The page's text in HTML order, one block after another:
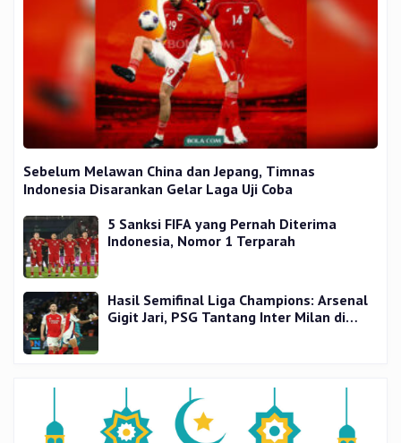
Sebelum Melawan China dan Jepang, Timnas
Indonesia Disarankan Gelar Laga Uji Coba
5 Sanksi FIFA yang Pernah Diterima
Indonesia, Nomor 1 Terparah
Hasil Semifinal Liga Champions: Arsenal
Gigit Jari, PSG Tantang Inter Milan di